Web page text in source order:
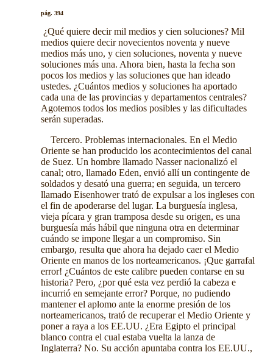
pág. 394
¿Qué quiere decir mil medios y cien soluciones? Mil
medios quiere decir novecientos noventa y nueve
medios más uno, y cien soluciones, noventa y nueve
soluciones más una. Ahora bien, hasta la fecha son
pocos los medios y las soluciones que han ideado
ustedes. ¿Cuántos medios y soluciones ha aportado
cada una de las provincias y departamentos centrales?
Agotemos todos los medios posibles y las dificultades
serán superadas.
Tercero. Problemas internacionales. En el Medio
Oriente se han producido los acontecimientos del canal
de Suez. Un hombre llamado Nasser nacionalizó el
canal; otro, llamado Eden, envió allí un contingente de
soldados y desató una guerra; en seguida, un tercero
llamado Eisenhower trató de expulsar a los ingleses con
el fin de apoderarse del lugar. La burguesía inglesa,
vieja pícara y gran tramposa desde su origen, es una
burguesía más hábil que ninguna otra en determinar
cuándo se impone llegar a un compromiso. Sin
embargo, resulta que ahora ha dejado caer el Medio
Oriente en manos de los norteamericanos. ¡Que garrafal
error! ¿Cuántos de este calibre pueden contarse en su
historia? Pero, ¿por qué esta vez perdió la cabeza e
incurrió en semejante error? Porque, no pudiendo
mantener el aplomo ante la enorme presión de los
norteamericanos, trató de recuperar el Medio Oriente y
poner a raya a los EE.UU. ¿Era Egipto el principal
blanco contra el cual estaba vuelta la lanza de
Inglaterra? No. Su acción apuntaba contra los EE.UU.,